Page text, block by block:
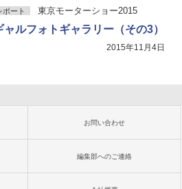
ポート 東京モーターショー2015
ャルフォトギャラリー（その3）
2015年11月4日
お問い合わせ
編集部へのご連絡